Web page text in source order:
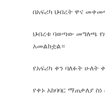
በአፍሪካ ህብረት ዋና
ህብረቱ ባወጣው መግለጫ
አመልክቷል።
የአፍሪካ ቀን ባለፉት ሁለት
የቀኑ አከባባር ማጠቃለያ